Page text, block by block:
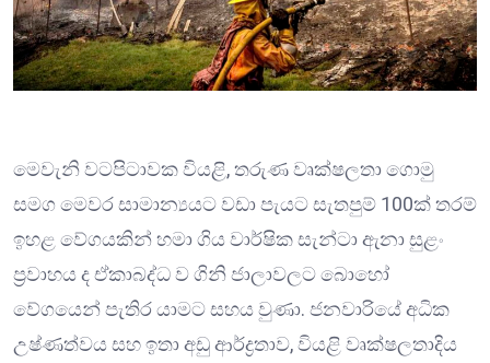
මෙවැනි වටපිටාවක වියළි, තරුණ වෘක්ෂලතා ගොමු
සමග මෙවර සාමාන්‍යයට වඩා පැයට සැතපුම් 100ක් තරම්
ඉහළ වේගයකින් හමා ගිය වාර්ෂික සැන්ටා ඇනා සුළං
ප්‍රවාහය ද ඒකාබද්ධ ව ගිනි ජාලාවලට බොහෝ
වේගයෙන් පැතිර යාමට සහය වුණා. ජනවාරියේ අධික
උෂ්ණත්වය සහ ඉතා අඩු ආර්ද්‍රතාව, වියළි වෘක්ෂලතාදිය